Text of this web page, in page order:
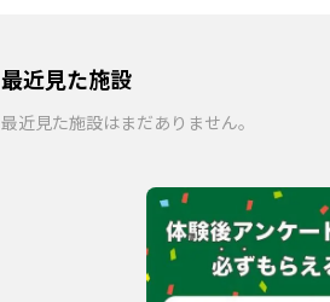
最近見た施設
最近見た施設はまだありません。